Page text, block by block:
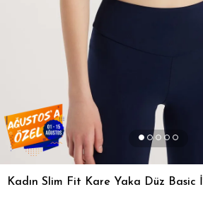
Kadın Slim Fit Kare Yaka Düz